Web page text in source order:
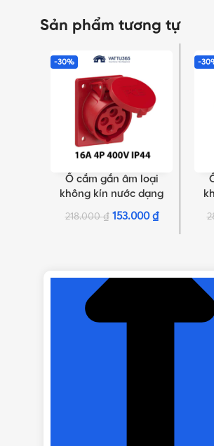
Sản phẩm tương tự
-30%
THÊM VÀO GIỎ HÀNG
Ổ cắm gắn âm loại
không kín nước dạng
nghiêng PCE F414-6 | 4P
16A 400V 6H IP44
218.000₫ 153.000 ₫
-
Thông số kỹ thuật của
NHẤN ĐỂ XEM TIẾP (THU